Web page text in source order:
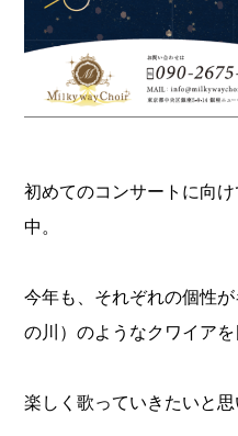
初めてのコンサートに向
中。
今年も、それぞれの個性
の川）のようなクワイアを
楽しく歌っていきたいと思